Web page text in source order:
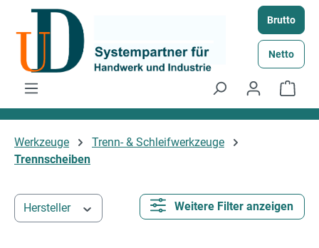
Zum Hauptinhalt springen Brutto
Netto
Werkzeuge
Trenn- & Schleifwerkzeuge
Trennscheiben
Hersteller Weitere Filter anzeigen